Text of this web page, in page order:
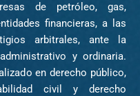
de petróleo, gas,
financieras, a las
arbitrales, ante la
y ordinaria.
en derecho público,
civil y derecho